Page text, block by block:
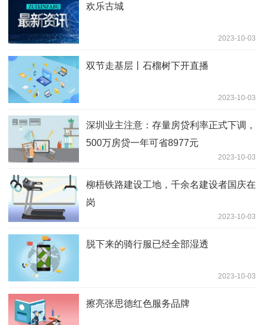
欢乐古城
2023-10-03
双节走基层丨石榴树下开直播
2023-10-03
深圳业主注意：存量房贷利率正式下调，
500万房贷一年可省8977元
2023-10-03
柳梧铁路建设工地，千余名建设者国庆在
岗
2023-10-03
脱下来的骑行服已经全部湿透
2023-10-03
擦亮张思德红色服务品牌